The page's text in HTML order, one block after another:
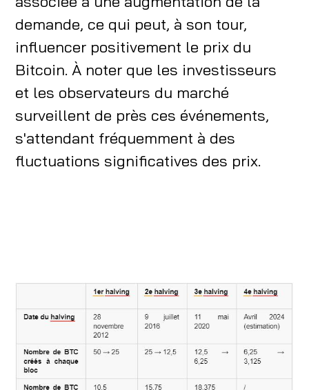
demande, ce qui peut, à son tour,
influencer positivement le prix du
Bitcoin. À noter que les investisseurs
et les observateurs du marché
surveillent de près ces événements,
s'attendant fréquemment à des
fluctuations significatives des prix.